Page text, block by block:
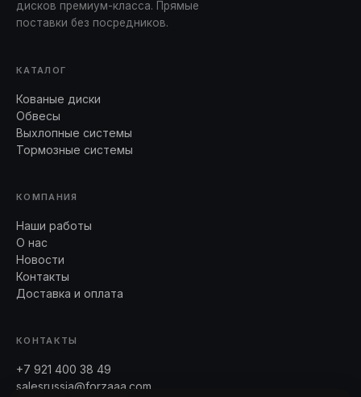
дисков премиум-класса. Прямые
поставки без посредников.
КАТАЛОГ
Кованые диски
Обвесы
Выхлопные системы
Тормозные системы
КОМПАНИЯ
Наши работы
О нас
Новости
Контакты
Доставка и оплата
КОНТАКТЫ
+7 921 400 38 49
salesrussia@forzaaa.com